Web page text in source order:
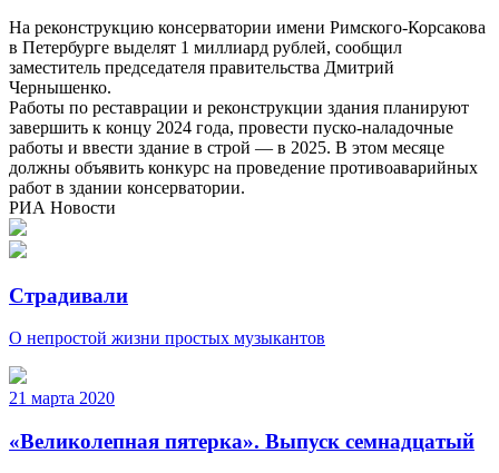
На реконструкцию консерватории имени Римского-Корсакова
в Петербурге выделят 1 миллиард рублей, сообщил
заместитель председателя правительства Дмитрий
Чернышенко.
Работы по реставрации и реконструкции здания планируют
завершить к концу 2024 года, провести пуско-наладочные
работы и ввести здание в строй — в 2025. В этом месяце
должны объявить конкурс на проведение противоаварийных
работ в здании консерватории.
РИА Новости
Страдивали
О непростой жизни простых музыкантов
21 марта 2020
«Великолепная пятерка». Выпуск семнадцатый